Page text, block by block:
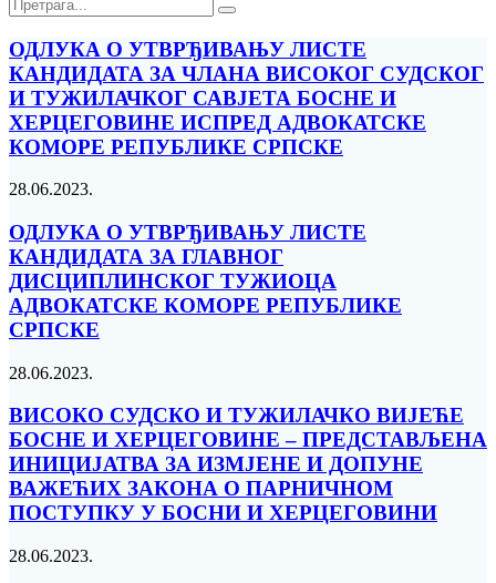
ОДЛУКА О УТВРЂИВАЊУ ЛИСТЕ
КАНДИДАТА ЗА ЧЛАНА ВИСОКОГ СУДСКОГ
И ТУЖИЛАЧКОГ САВЈЕТА БОСНЕ И
ХЕРЦЕГОВИНЕ ИСПРЕД АДВОКАТСКЕ
КОМОРЕ РЕПУБЛИКЕ СРПСКЕ
28.06.2023.
ОДЛУКА О УТВРЂИВАЊУ ЛИСТЕ
КАНДИДАТА ЗА ГЛАВНОГ
ДИСЦИПЛИНСКОГ ТУЖИОЦА
АДВОКАТСКЕ КОМОРЕ РЕПУБЛИКЕ
СРПСКЕ
28.06.2023.
ВИСОКО СУДСКО И ТУЖИЛАЧКО ВИЈЕЋЕ
БОСНЕ И ХЕРЦЕГОВИНЕ – ПРЕДСТАВЉЕНА
ИНИЦИЈАТВА ЗА ИЗМЈЕНЕ И ДОПУНЕ
ВАЖЕЋИХ ЗАКОНА О ПАРНИЧНОМ
ПОСТУПКУ У БОСНИ И ХЕРЦЕГОВИНИ
28.06.2023.